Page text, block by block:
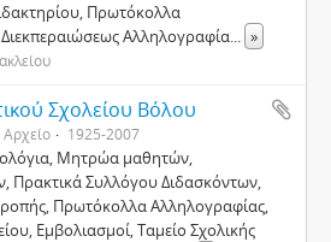
Πρωτόκολλα
Aλληλογραφία... »
Σχολείου Βόλου
Αρχείο 1925-2007
Μητρώα μαθητών,
Πρακτικά Συλλόγου Διδασκόντων,
Πρωτόκολλα Αλληλογραφίας,
Εμβολιασμοί, Ταμείο Σχολικής